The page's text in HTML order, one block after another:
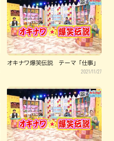
オキナワ爆笑伝説 テーマ「仕事」
2021/11/27